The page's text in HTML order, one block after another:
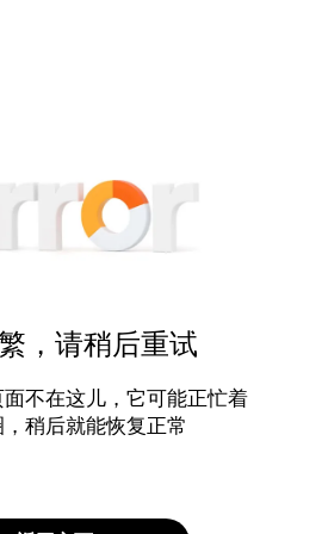
，请稍后重试
不在这儿，它可能正忙着
稍后就能恢复正常